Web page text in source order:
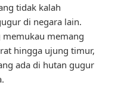
tidak kalah
di negara lain.
memukau memang
hingga ujung timur,
ada di hutan gugur